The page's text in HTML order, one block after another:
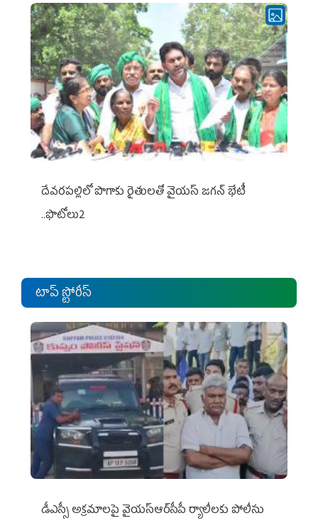
దేవరపల్లిలో పొగాకు రైతులతో వైయస్ జగన్ భేటీ
..ఫొటోలు2
టాప్ స్టోరీస్
డీఎస్సీ అక్రమాలపై వైయ‌స్ఆర్‌సీపీ ర్యాలీలకు పోలీసు